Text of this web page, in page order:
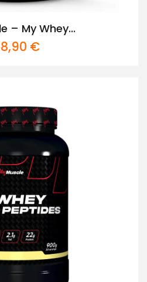
– My Whey...
€